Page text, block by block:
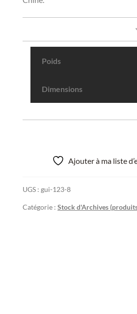
Poids
Dimensions
Ajouter à ma liste
UGS : gui-123-8
Catégorie : Stock d'Archives